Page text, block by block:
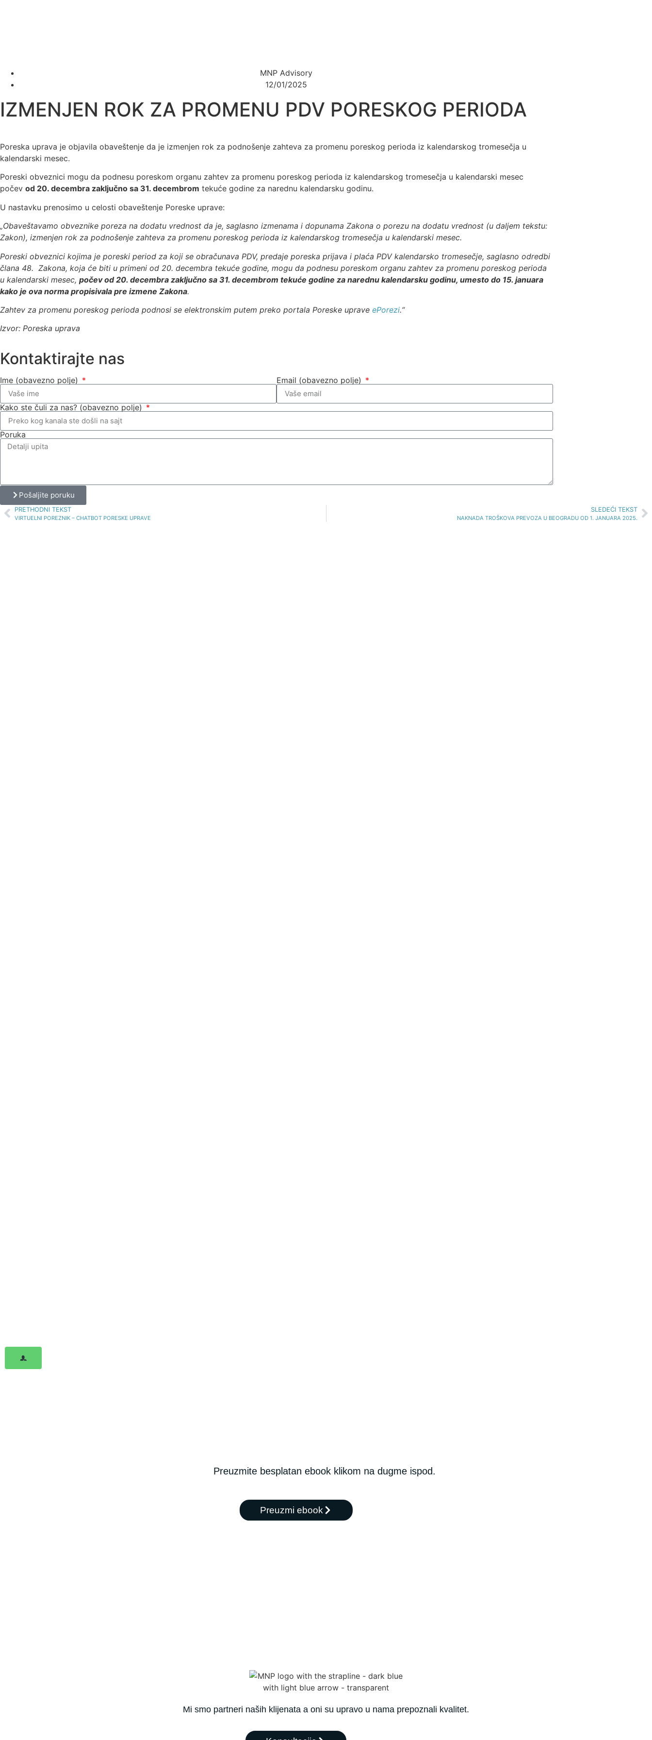
MNP Advisory
12/01/2025
IZMENJEN ROK ZA PROMENU PDV PORESKOG PERIODA
Poreska uprava je objavila obaveštenje da je izmenjen rok za podnošenje zahteva za promenu poreskog perioda iz kalendarskog tromesečja u
kalendarski mesec.
Poreski obveznici mogu da podnesu poreskom organu zahtev za promenu poreskog perioda iz kalendarskog tromesečja u kalendarski mesec
počev od 20. decembra zaključno sa 31. decembrom tekuće godine za narednu kalendarsku godinu.
U nastavku prenosimo u celosti obaveštenje Poreske uprave:
„Obaveštavamo obveznike poreza na dodatu vrednost da je, saglasno izmenama i dopunama Zakona o porezu na dodatu vrednost (u daljem tekstu:
Zakon), izmenjen rok za podnošenje zahteva za promenu poreskog perioda iz kalendarskog tromesečja u kalendarski mesec.
Poreski obveznici kojima je poreski period za koji se obračunava PDV, predaje poreska prijava i plaća PDV kalendarsko tromesečje, saglasno odredbi
člana 48. Zakona, koja će biti u primeni od 20. decembra tekuće godine, mogu da podnesu poreskom organu zahtev za promenu poreskog perioda
u kalendarski mesec, počev od 20. decembra zaključno sa 31. decembrom tekuće godine za narednu kalendarsku godinu, umesto do 15. januara
kako je ova norma propisivala pre izmene Zakona.
Zahtev za promenu poreskog perioda podnosi se elektronskim putem preko portala Poreske uprave ePorezi.“
Izvor: Poreska uprava
Kontaktirajte nas
Ime (obavezno polje) Email (obavezno polje)
Kako ste čuli za nas? (obavezno polje)
Poruka
Pošaljite poruku
PRETHODNI TEKST
VIRTUELNI POREZNIK – CHATBOT PORESKE UPRAVE
SLEDEĆI TEKST
NAKNADA TROŠKOVA PREVOZA U BEOGRADU OD 1. JANUARA 2025.
Preuzmite besplatan ebook klikom na dugme ispod.
Preuzmi ebook
Mi smo partneri naših klijenata a oni su upravo u nama prepoznali kvalitet.